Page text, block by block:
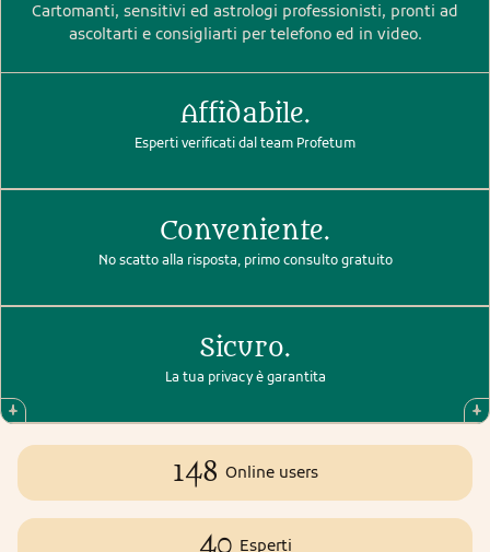
Cartomanti, sensitivi ed astrologi professionisti, pronti ad
ascoltarti e consigliarti per telefono ed in video.
Affidabile.
Esperti verificati dal team Profetum
Conveniente.
No scatto alla risposta, primo consulto gratuito
Sicuro.
La tua privacy è garantita
148 Online users
Esperti